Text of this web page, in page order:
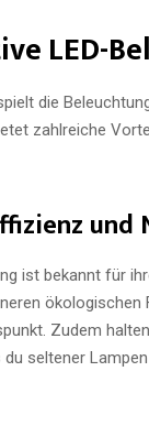
LED-
die
zahlreiche
ist bekannt für
Zudem
seltener